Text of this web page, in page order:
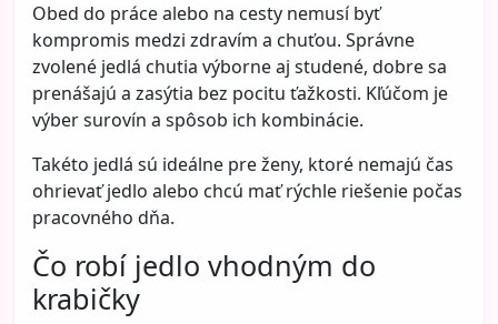
Obed do práce alebo na cesty nemusí byť
kompromis medzi zdravím a chuťou. Správne
zvolené jedlá chutia výborne aj studené, dobre sa
prenášajú a zasýtia bez pocitu ťažkosti. Kľúčom je
výber surovín a spôsob ich kombinácie.
Takéto jedlá sú ideálne pre ženy, ktoré nemajú čas
ohrievať jedlo alebo chcú mať rýchle riešenie počas
pracovného dňa.
Čo robí jedlo vhodným do
krabičky